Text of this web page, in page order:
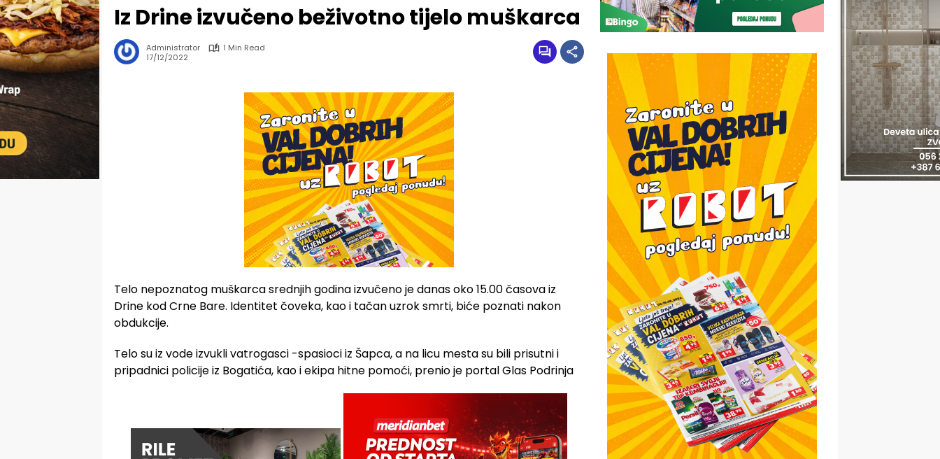
Iz Drine izvučeno beživotno tijelo muškarca
Administrator
1 Min Read
17/12/2022
Telo nepoznatog muškarca srednjih godina izvučeno je danas oko 15.00 časova iz
Drine kod Crne Bare. Identitet čoveka, kao i tačan uzrok smrti, biće poznati nakon
obdukcije.
Telo su iz vode izvukli vatrogasci -spasioci iz Šapca, a na licu mesta su bili prisutni i
pripadnici policije iz Bogatića, kao i ekipa hitne pomoći, prenio je portal Glas Podrinja